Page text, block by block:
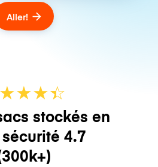
Aller!
★★★☆
★
stockés en
4.7